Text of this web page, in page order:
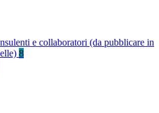
e collaboratori (da pubblicare in
8